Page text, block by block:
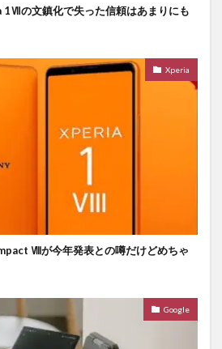
の文鎮化で失った信頼はあまりにも
Xperia
Ⅷが今年発表との噂だけどめちゃ
Google